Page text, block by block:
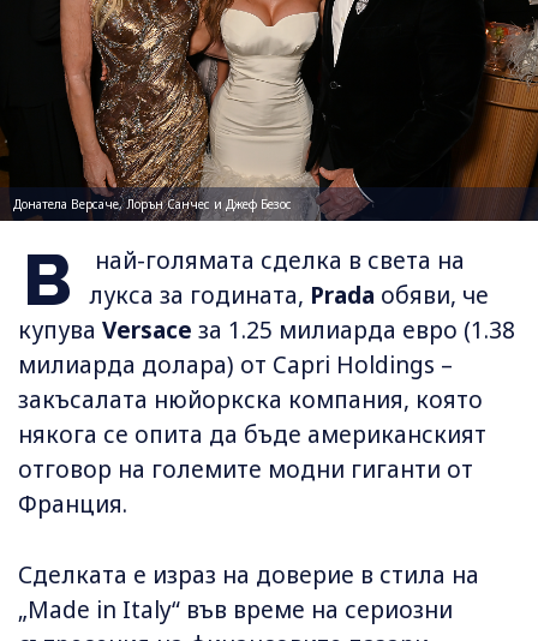
Донатела Версаче, Лорън Санчес и Джеф Безос
В
най-голямата сделка в света на
лукса за годината, Prada обяви, че
купува Versace за 1.25 милиарда евро (1.38
милиарда долара) от Capri Holdings –
закъсалата нюйоркска компания, която
някога се опита да бъде американският
отговор на големите модни гиганти от
Франция.
Сделката е израз на доверие в стила на
„Made in Italy“ във време на сериозни